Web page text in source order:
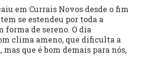
em Currais Novos desde o fim
se estendeu por toda a
forma de sereno. O dia
clima ameno, que dificulta a
mas que é bom demais para nós,